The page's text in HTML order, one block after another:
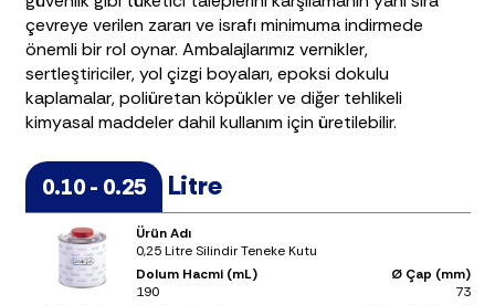
çevreye verilen zararı ve israfı minimuma indirmede
önemli bir rol oynar. Ambalajlarımız vernikler,
sertleştiriciler, yol çizgi boyaları, epoksi dokulu
kaplamalar, poliüretan köpükler ve diğer tehlikeli
kimyasal maddeler dahil kullanım için üretilebilir.
0.10 - 0.25 Litre
Ürün Adı
0,25 Litre Silindir Teneke Kutu
Dolum Hacmi (mL)
190
Ø Çap (mm)
73